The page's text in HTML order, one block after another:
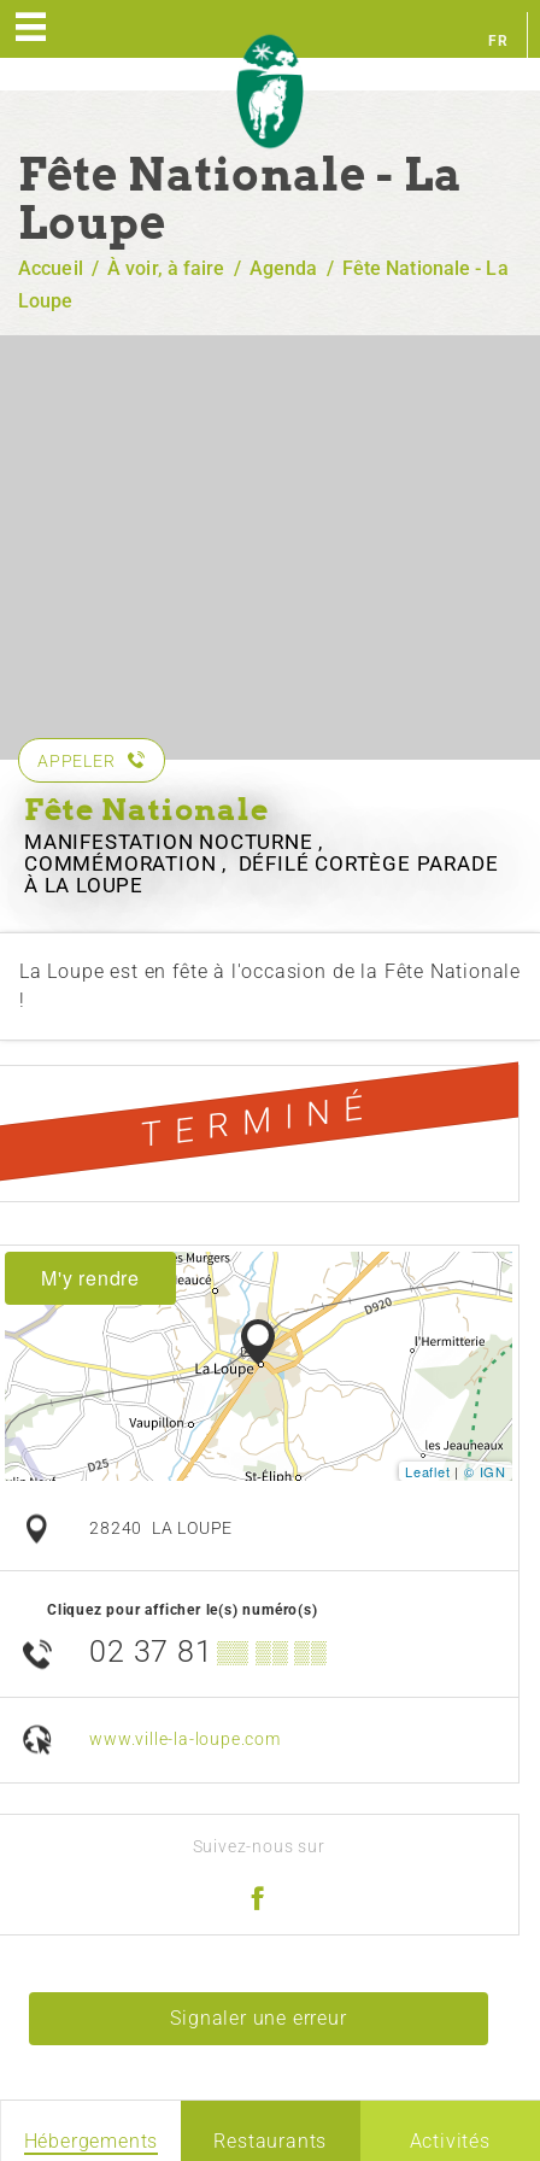
FR
Fête Nationale - La
Loupe
Accueil / À voir, à faire / Agenda / Fête Nationale - La
Loupe
APPELER
Fête Nationale
MANIFESTATION NOCTURNE ,
COMMÉMORATION , DÉFILÉ CORTÈGE PARADE
À LA LOUPE
La Loupe est en fête à l'occasion de la Fête Nationale
!
TERMINÉ
M'y rendre
Leaflet | © IGN
28240 LA LOUPE
Cliquez pour afficher le(s) numéro(s)
02 37 81 ▒▒ ▒▒ ▒▒
www.ville-la-loupe.com
Suivez-nous sur
Signaler une erreur
Hébergements Restaurants Activités